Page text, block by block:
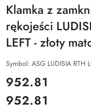
Klamka z
rękojeści
LEFT - złoty
Symbol: ASG LUDISIA RTH
cena:
952.81
Cena:
952.81